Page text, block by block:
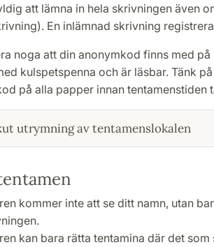
att lämna in hela skrivningen även
En inlämnad skrivning
noga att din anonymkod finns med
kulspetspenna och är läsbar. Tänk
på alla papper innan tentamenstiden
utrymning av tentamenslokalen
kommer inte att se ditt namn, utan
kan bara rätta tentamina där det